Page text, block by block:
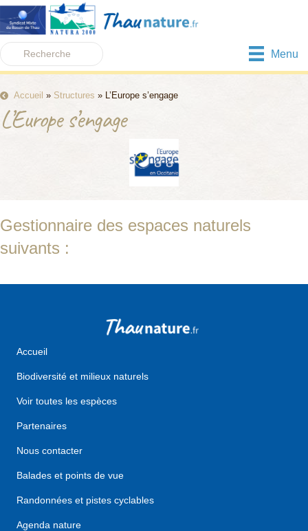
Menu
Accueil » Structures » L’Europe s’engage
L’Europe s’engage
Gestionnaire des espaces naturels
suivants :
Accueil
Biodiversité et milieux naturels
Voir toutes les espèces
Partenaires
Nous contacter
Balades et points de vue
Randonnées et pistes cyclables
Agenda nature